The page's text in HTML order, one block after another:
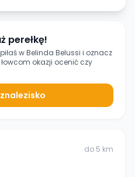
perełkę!
wBelinda Belussi i oznacz
okazji ocenić czy
do 5 km